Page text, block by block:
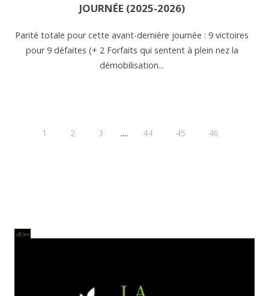
JOURNÉE (2025-2026)
Parité totale pour cette avant-dernière journée : 9 victoires
pour 9 défaites (+ 2 Forfaits qui sentent à plein nez la
démobilisation...
1 2 3 .... 44 45 46